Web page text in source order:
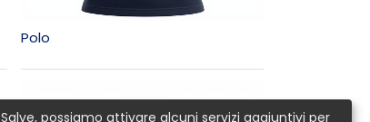
Polo
Salve, possiamo attivare alcuni servizi aggiuntivi per